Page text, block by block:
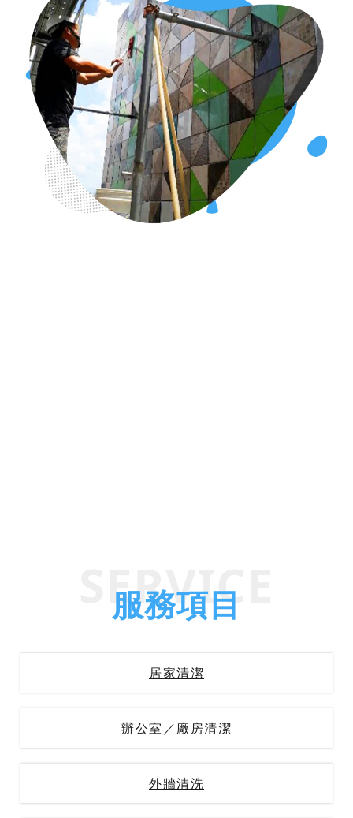
SERVICE
服務項目
居家清潔
辦公室／廠房清潔
外牆清洗